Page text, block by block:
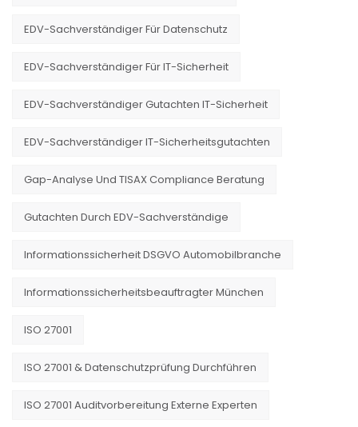
EDV-Sachverständiger Für Datenschutz
EDV-Sachverständiger Für IT-Sicherheit
EDV-Sachverständiger Gutachten IT-Sicherheit
EDV-Sachverständiger IT-Sicherheitsgutachten
Gap-Analyse Und TISAX Compliance Beratung
Gutachten Durch EDV-Sachverständige
Informationssicherheit DSGVO Automobilbranche
Informationssicherheitsbeauftragter München
ISO 27001
ISO 27001 & Datenschutzprüfung Durchführen
ISO 27001 Auditvorbereitung Externe Experten